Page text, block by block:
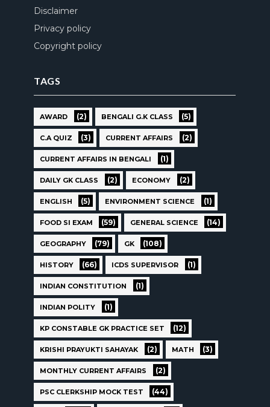
Disclaimer
Privacy policy
Copyright policy
TAGS
AWARD (2) BENGALI G.K CLASS (5)
C.A QUIZ (3) CURRENT AFFAIRS (2)
CURRENT AFFAIRS IN BENGALI (1)
DAILY GK CLASS (2) ECONOMY (2)
ENGLISH (5) ENVIRONMENT SCIENCE (1)
FOOD SI EXAM (59) GENERAL SCIENCE (14)
GEOGRAPHY (79) GK (108)
HISTORY (66) ICDS SUPERVISOR (1)
INDIAN CONSTITUTION (1)
INDIAN POLITY (1)
KP CONSTABLE GK PRACTICE SET (12)
KRISHI PRAYUKTI SAHAYAK (2) MATH (3)
MONTHLY CURRENT AFFAIRS (2)
PSC CLERKSHIP MOCK TEST (44)